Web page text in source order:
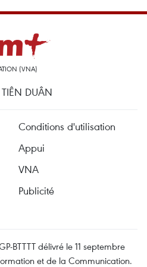
(VNA)
DUÂN
Conditions d'utilisation
Appui
VNA
Publicité
BTTTT délivré le 11 septembre
et de la Communication.